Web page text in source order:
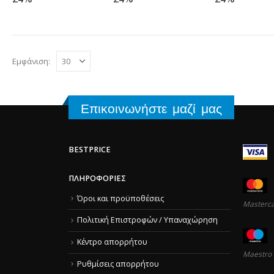
Εμφάνιση:
Επικοινωνήστε μαζί μας
BESTPRICE
ΠΛΗΡΟΦΟΡΊΕΣ
Όροι και προϋποθέσεις
Πολιτική Επιστροφών / Υπαναχώρηση
Κέντρο απορρήτου
Ρυθμίσεις απορρήτου
Maestro